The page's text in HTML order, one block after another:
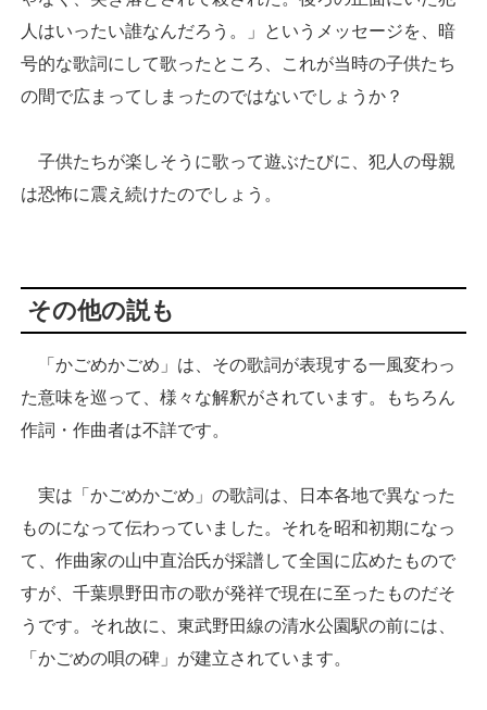
人はいったい誰なんだろう。」というメッセージを、暗
号的な歌詞にして歌ったところ、これが当時の子供たち
の間で広まってしまったのではないでしょうか？
子供たちが楽しそうに歌って遊ぶたびに、犯人の母親
は恐怖に震え続けたのでしょう。
その他の説も
「かごめかごめ」は、その歌詞が表現する一風変わっ
た意味を巡って、様々な解釈がされています。もちろん
作詞・作曲者は不詳です。
実は「かごめかごめ」の歌詞は、日本各地で異なった
ものになって伝わっていました。それを昭和初期になっ
て、作曲家の山中直治氏が採譜して全国に広めたもので
すが、千葉県野田市の歌が発祥で現在に至ったものだそ
うです。それ故に、東武野田線の清水公園駅の前には、
「かごめの唄の碑」が建立されています。